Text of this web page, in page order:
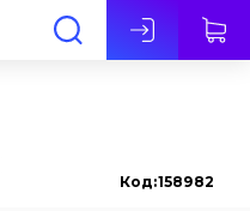
Код:158982